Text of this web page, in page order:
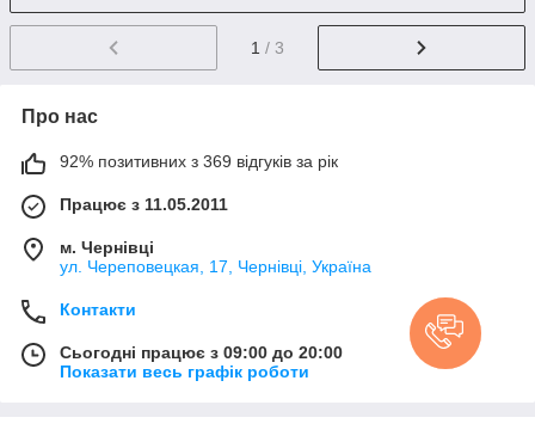
1 / 3
Про нас
92% позитивних з 369 відгуків за рік
Працює з 11.05.2011
м. Чернівці
ул. Череповецкая, 17, Чернівці, Україна
Контакти
Сьогодні працює з 09:00 до 20:00
Показати весь графік роботи